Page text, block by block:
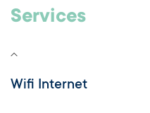
Services
Wifi Internet